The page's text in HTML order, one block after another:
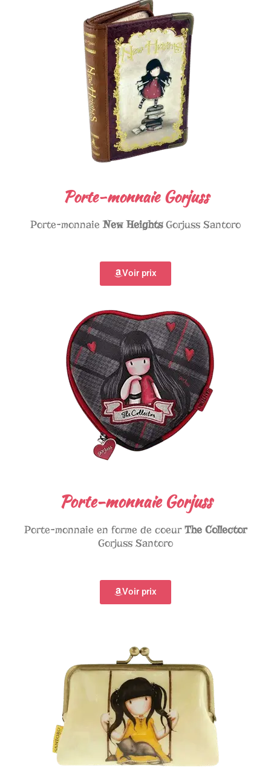
Porte-monnaie Gorjuss
Porte-monnaieNew HeightsGorjuss Santoro
Voir prix
Porte-monnaie Gorjuss
Porte-monnaie en forme de coeurThe Collector
Gorjuss Santoro
Voir prix